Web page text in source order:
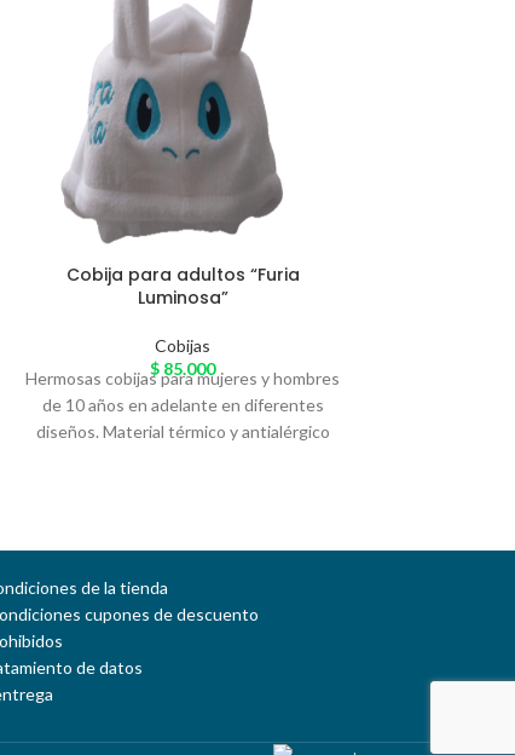
Cobija para adultos “Furia
Luminosa”
Cobijas
$ 85.000
Hermosas cobijas para mujeres y hombres
de 10 años en adelante en diferentes
diseños. Material térmico y antialérgico
de la tienda
cupones de descuento
de datos